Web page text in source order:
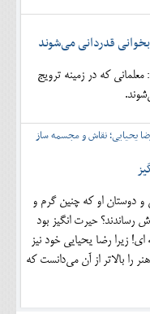
قدردانی می‌شوند
معلمانی که در زمینه ترویج
یحیایی؛ نقاش و مجسمه ساز
و دوستان او که چنین گرم و
رساندند؟ حیرت انگیز بود
زیرا رضا یحیایی خود نیز
را بالاتر از آن می‌دانست که